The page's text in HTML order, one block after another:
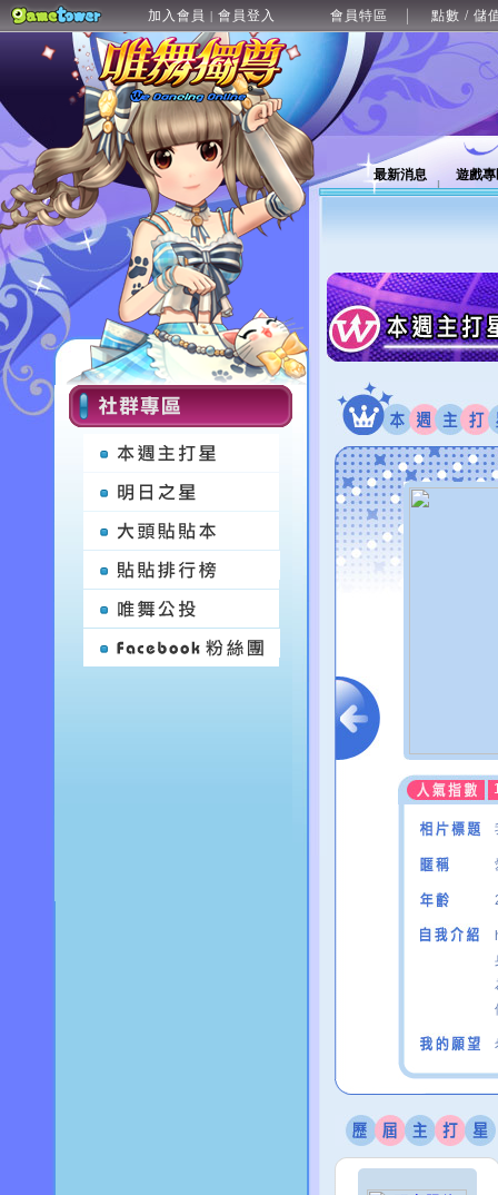
加入會員 | 會員登入 會員特區 點數 / 儲
最新消息 遊戲